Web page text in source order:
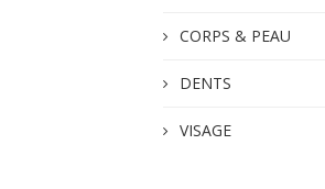
CORPS & PEAU
DENTS
VISAGE